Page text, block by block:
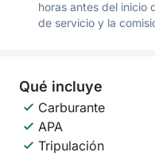
horas antes del inicio
de servicio y la
Qué incluye
Carburante
APA
Tripulación